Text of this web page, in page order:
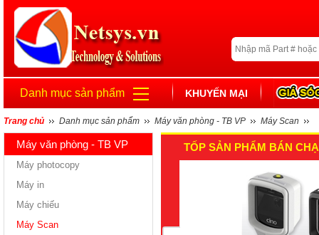
Danh mục sản phẩm KHUYẾN MẠI
Trang chủ Danh mục sản phẩm Máy văn phòng - TB VP Máy Scan
Máy văn phòng - TB VP
Máy photocopy
Máy in
Máy chiếu
Máy Scan
TỐP SẢN PHẨM BÁN